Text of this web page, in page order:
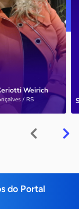
Weirich
/ RS
do Portal